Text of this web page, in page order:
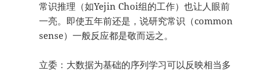
常识推理（如Yejin Choi组的工作）也让人眼前
一亮。即使五年前还是，说研究常识（common
sense）一般反应都是敬而远之。
立委：大数据为基础的序列学习可以反映相当多